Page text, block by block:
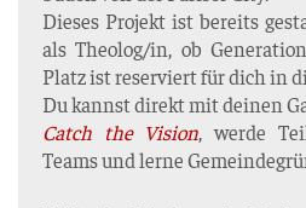
Die­ses Pro­jekt ist bereits
als Theolog/in, ob
Platz ist reser­viert für dich in
Du kannst direkt mit dei­nen
Catch the Visi­on, wer­de
Teams und ler­ne